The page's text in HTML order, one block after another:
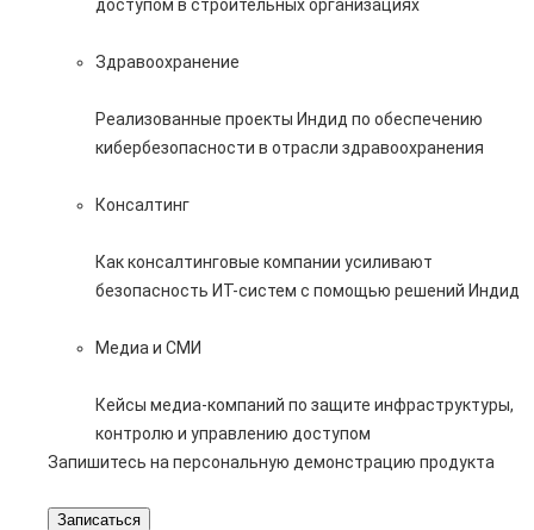
доступом в строительных организациях
Здравоохранение
Реализованные проекты Индид по обеспечению
кибербезопасности в отрасли здравоохранения
Консалтинг
Как консалтинговые компании усиливают
безопасность ИТ-систем с помощью решений Индид
Медиа и СМИ
Кейсы медиа-компаний по защите инфраструктуры,
контролю и управлению доступом
Запишитесь на персональную демонстрацию продукта
Записаться